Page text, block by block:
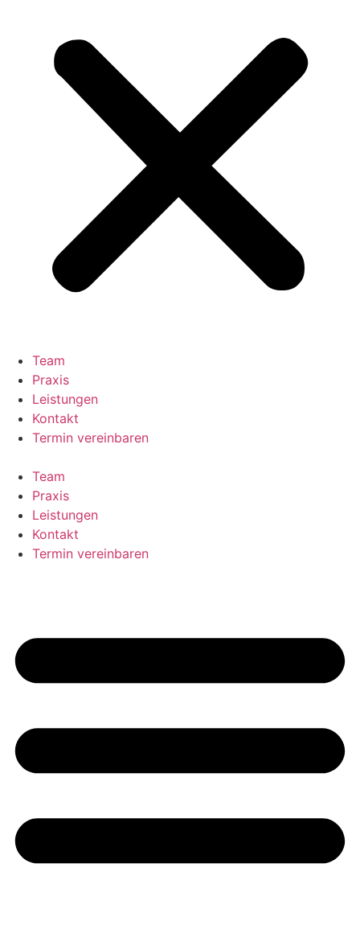
Team
Praxis
Leistungen
Kontakt
Termin vereinbaren
Team
Praxis
Leistungen
Kontakt
Termin vereinbaren